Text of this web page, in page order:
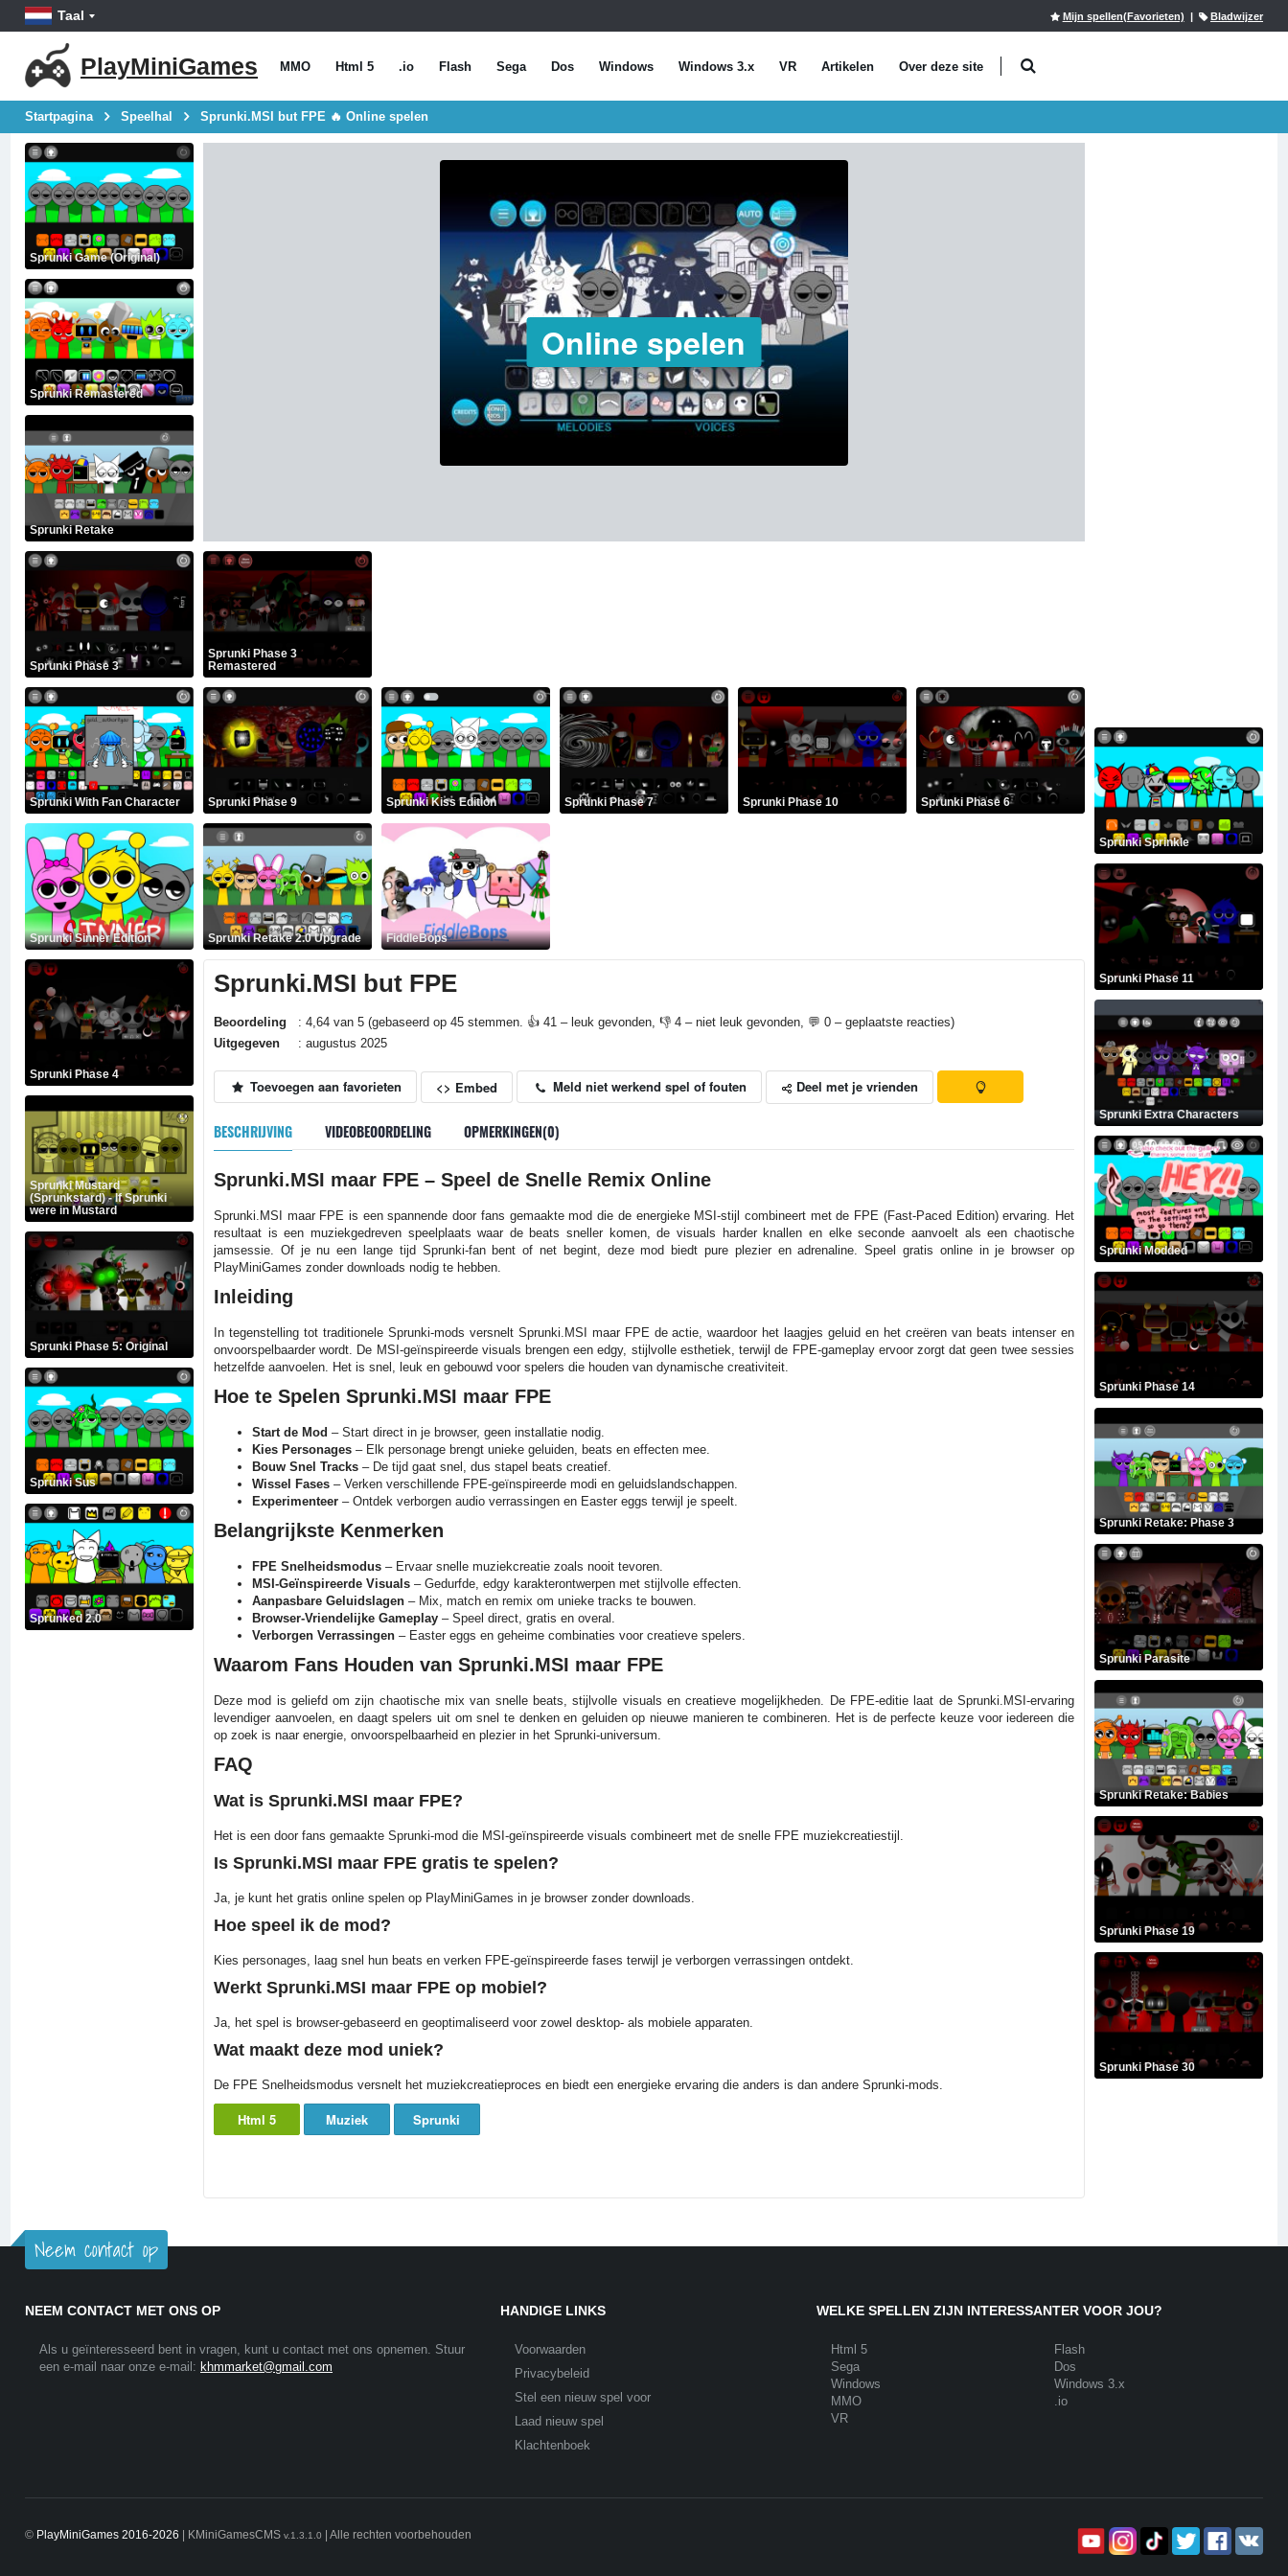
Taal Mijn spellen(Favorieten) | Bladwijzer
PlayMiniGames MMO Html 5 .io Flash Sega Dos Windows Windows 3.x VR Artikelen Over deze site
Startpagina Speelhal Sprunki.MSI but FPE 🔥 Online spelen
Sprunki Game (Original)
Sprunki Remastered
Sprunki Retake
Sprunki Phase 3
Sprunki With Fan Character
Sprunki Sinner Edition
Sprunki Phase 4
Sprunki Mustard
(Sprunkstard) - If Sprunki
were in Mustard
Sprunki Phase 5: Original
Sprunki Sus
Sprunked 2.0
Online spelen
Sprunki Phase 3
Remastered
Sprunki Phase 9 Sprunki Kiss Edition Sprunki Phase 7 Sprunki Phase 10 Sprunki Phase 6
Sprunki Retake 2.0 Upgrade FiddleBops
Sprunki.MSI but FPE
Beoordeling
: 4,64 van 5 (gebaseerd op 45 stemmen. 👍 41 – leuk gevonden, 👎 4 – niet leuk gevonden, 💬 0 – geplaatste reacties)
Uitgegeven
: augustus 2025
Toevoegen aan favorieten <> Embed Meld niet werkend spel of fouten Deel met je vrienden
BESCHRIJVING VIDEOBEOORDELING OPMERKINGEN(0)
Sprunki.MSI maar FPE – Speel de Snelle Remix Online
Sprunki.MSI maar FPE is een spannende door fans gemaakte mod die de energieke MSI-stijl combineert met de FPE (Fast-Paced Edition) ervaring. Het
resultaat is een muziekgedreven speelplaats waar de beats sneller komen, de visuals harder knallen en elke seconde aanvoelt als een chaotische
jamsessie. Of je nu een lange tijd Sprunki-fan bent of net begint, deze mod biedt pure plezier en adrenaline. Speel gratis online in je browser op
PlayMiniGames zonder downloads nodig te hebben.
Inleiding
In tegenstelling tot traditionele Sprunki-mods versnelt Sprunki.MSI maar FPE de actie, waardoor het laagjes geluid en het creëren van beats intenser en
onvoorspelbaarder wordt. De MSI-geïnspireerde visuals brengen een edgy, stijlvolle esthetiek, terwijl de FPE-gameplay ervoor zorgt dat geen twee sessies
hetzelfde aanvoelen. Het is snel, leuk en gebouwd voor spelers die houden van dynamische creativiteit.
Hoe te Spelen Sprunki.MSI maar FPE
Start de Mod – Start direct in je browser, geen installatie nodig.
Kies Personages– Elk personage brengt unieke geluiden, beats en effecten mee.
Bouw Snel Tracks– De tijd gaat snel, dus stapel beats creatief.
Wissel Fases– Verken verschillende FPE-geïnspireerde modi en geluidslandschappen.
Experimenteer– Ontdek verborgen audio verrassingen en Easter eggs terwijl je speelt.
Belangrijkste Kenmerken
FPE Snelheidsmodus– Ervaar snelle muziekcreatie zoals nooit tevoren.
MSI-Geïnspireerde Visuals– Gedurfde, edgy karakterontwerpen met stijlvolle effecten.
Aanpasbare Geluidslagen– Mix, match en remix om unieke tracks te bouwen.
Browser-Vriendelijke Gameplay– Speel direct, gratis en overal.
Verborgen Verrassingen– Easter eggs en geheime combinaties voor creatieve spelers.
Waarom Fans Houden van Sprunki.MSI maar FPE
Deze mod is geliefd om zijn chaotische mix van snelle beats, stijlvolle visuals en creatieve mogelijkheden. De FPE-editie laat de Sprunki.MSI-ervaring
levendiger aanvoelen, en daagt spelers uit om snel te denken en geluiden op nieuwe manieren te combineren. Het is de perfecte keuze voor iedereen die
op zoek is naar energie, onvoorspelbaarheid en plezier in het Sprunki-universum.
FAQ
Wat is Sprunki.MSI maar FPE?
Het is een door fans gemaakte Sprunki-mod die MSI-geïnspireerde visuals combineert met de snelle FPE muziekcreatiestijl.
Is Sprunki.MSI maar FPE gratis te spelen?
Ja, je kunt het gratis online spelen op PlayMiniGames in je browser zonder downloads.
Hoe speel ik de mod?
Kies personages, laag snel hun beats en verken FPE-geïnspireerde fases terwijl je verborgen verrassingen ontdekt.
Werkt Sprunki.MSI maar FPE op mobiel?
Ja, het spel is browser-gebaseerd en geoptimaliseerd voor zowel desktop- als mobiele apparaten.
Wat maakt deze mod uniek?
De FPE Snelheidsmodus versnelt het muziekcreatieproces en biedt een energieke ervaring die anders is dan andere Sprunki-mods.
Html 5 Muziek Sprunki
Sprunki Sprinkle
Sprunki Phase 11
Sprunki Extra Characters
Sprunki Modded
Sprunki Phase 14
Sprunki Retake: Phase 3
Sprunki Parasite
Sprunki Retake: Babies
Sprunki Phase 19
Sprunki Phase 30
Neem contact op
NEEM CONTACT MET ONS OP
Als u geïnteresseerd bent in vragen, kunt u contact met ons opnemen. Stuur
een e-mail naar onze e-mail: khmmarket@gmail.com
HANDIGE LINKS
Voorwaarden
Privacybeleid
Stel een nieuw spel voor
Laad nieuw spel
Klachtenboek
WELKE SPELLEN ZIJN INTERESSANTER VOOR JOU?
Html 5
Flash
Sega
Dos
Windows
Windows 3.x
MMO
.io
VR
© PlayMiniGames 2016-2026 | KMiniGamesCMS v.1.3.1.0 | Alle rechten voorbehouden